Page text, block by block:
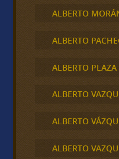
ALBERTO
ALBERTO
ALBERTO PLAZA
ALBERTO
ALBERTO
ALBERTO